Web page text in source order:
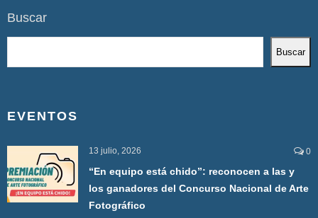
Buscar
Buscar
EVENTOS
13 julio, 2026 0
“En equipo está chido”: reconocen a las y
los ganadores del Concurso Nacional de Arte
Fotográfico